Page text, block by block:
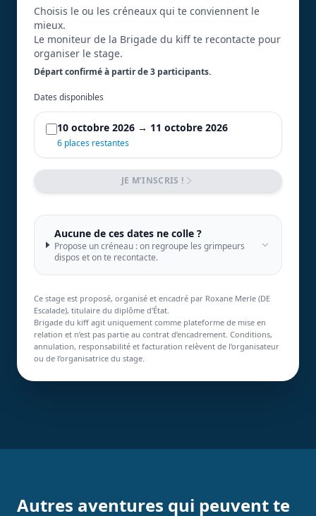
Choisis le ou les créneaux qui te conviennent le
mieux.
Le moniteur de la Brigade du kiff te recontacte pour
organiser le stage.
Départ confirmé à partir de 3 participants.
Dates disponibles
10 octobre 2026 → 11 octobre 2026
6 places restantes
JE M’INSCRIS !
Aucune de ces dates ne colle ?
Propose un créneau : on regroupe les grimpeurs
dispos et on te recontacte.
Ce stage est proposé, organisé et encadré par Roxane Merle (DE
Escalade), titulaire du diplôme d'État.
Brigade du kiff agit uniquement comme plateforme de mise en
relation et n’est pas partie au contrat d’encadrement. Conditions,
annulation, responsabilité et facturation relèvent de l’organisateur
ou de l’organisatrice du stage.
Autres aventures qui peuvent te